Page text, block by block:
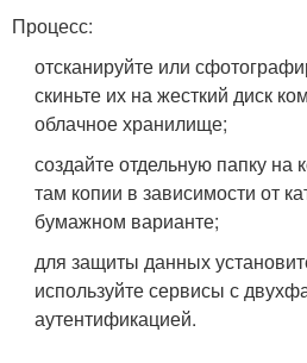
Процесс:
отсканируйте или
скиньте их на жесткий диск
облачное хранилище;
создайте отдельную папку на
там копии в зависимости от
бумажном варианте;
для защиты данных
используйте сервисы с
аутентификацией.